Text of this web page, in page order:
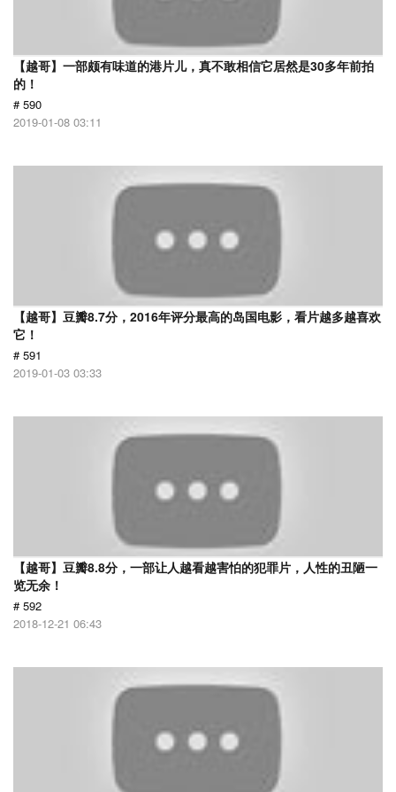
【越哥】一部颇有味道的港片儿，真不敢相信它居然是30多年前拍
的！
# 590
2019-01-08 03:11
【越哥】豆瓣8.7分，2016年评分最高的岛国电影，看片越多越喜欢
它！
# 591
2019-01-03 03:33
【越哥】豆瓣8.8分，一部让人越看越害怕的犯罪片，人性的丑陋一
览无余！
# 592
2018-12-21 06:43